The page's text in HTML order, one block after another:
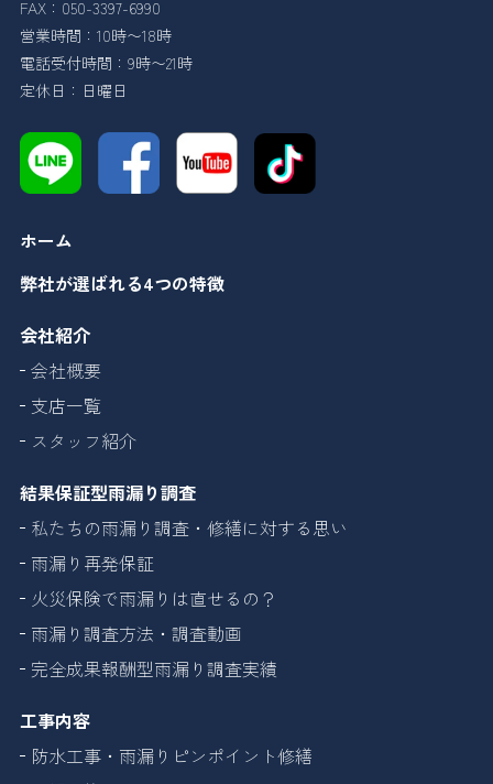
FAX：050-3397-6990
営業時間：10時〜18時
電話受付時間：9時〜21時
定休日：日曜日
ホーム
弊社が選ばれる4つの特徴
会社紹介
会社概要
支店一覧
スタッフ紹介
結果保証型雨漏り調査
私たちの雨漏り調査・修繕に対する思い
雨漏り再発保証
火災保険で雨漏りは直せるの？
雨漏り調査方法・調査動画
完全成果報酬型雨漏り調査実績
工事内容
防水工事・雨漏りピンポイント修繕